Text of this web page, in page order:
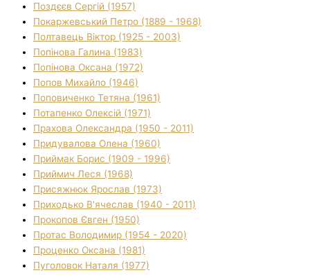
Поздєєв Сергій (1957)
Покаржевський Петро (1889 - 1968)
Полтавець Віктор (1925 - 2003)
Попінова Галина (1983)
Попінова Оксана (1972)
Попов Михайло (1946)
Поповиченко Тетяна (1961)
Потапенко Олексій (1971)
Прахова Олександра (1950 - 2011)
Придувалова Олена (1960)
Приймак Борис (1909 - 1996)
Приймич Леся (1968)
Присяжнюк Ярослав (1973)
Приходько В'ячеслав (1940 - 2011)
Прокопов Євген (1950)
Протас Володимир (1954 - 2020)
Проценко Оксана (1981)
Пуголовок Наталя (1977)